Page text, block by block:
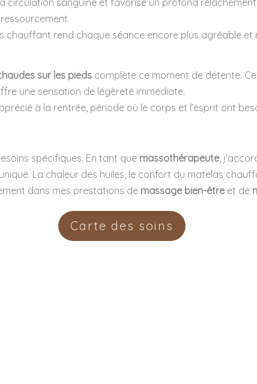
chauffant rend chaque séance encore plus agréable
sur les pieds complète ce moment de détente.
une sensation de légèreté immédiate.
à la rentrée, période où le corps et l’esprit ont
spécifiques. En tant que massothérapeute ,
La chaleur des huiles, le confort du matelas
dans mes prestations de massage bien-être et de
Carte des soins